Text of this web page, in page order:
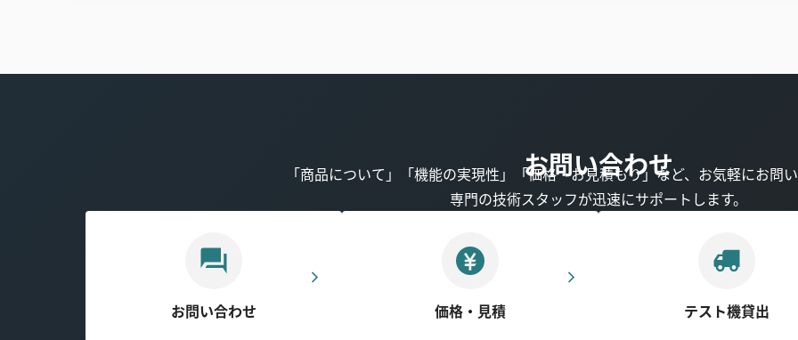
お問い合わせ
「商品について」「機能の実現性」「価格・お見積もり」など、お気軽にお問
専門の技術スタッフが迅速にサポートします。
お問い合わせ 価格・見積 テスト機貸出